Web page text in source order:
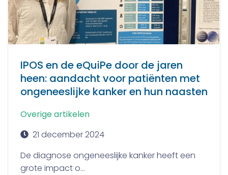
IPOS en de eQuiPe door de jaren
heen: aandacht voor patiënten met
ongeneeslijke kanker en hun naasten
Overige artikelen
21 december 2024
De diagnose ongeneeslijke kanker heeft een
grote impact o...